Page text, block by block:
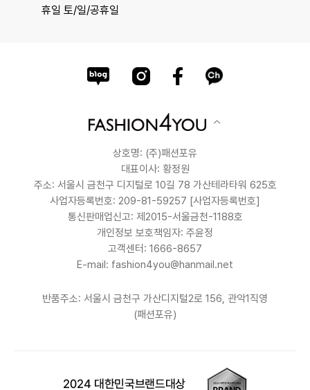
휴일 토/일/공휴일
상호명: (주)패션포유
대표이사: 황정원
주소: 서울시 금천구 디지털로 10길 78 가산테라타워 625호
사업자등록번호: 209-81-59257 [사업자등록번호]
통신판매업신고: 제2015-서울금천-1188호
개인정보 보호책임자: 주윤정
고객센터: 1666-8657
E-mail: fashion4you@hanmail.net
반품주소: 서울시 금천구 가산디지털2로 156, 관악1직영
(패션포유)